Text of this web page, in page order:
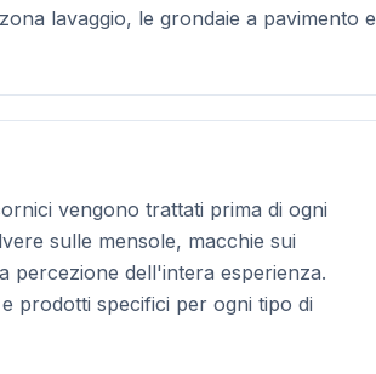
lavaggio, le grondaie a pavimento e
vengono trattati prima di ogni
sulle mensole, macchie sui
percezione dell'intera esperienza.
prodotti specifici per ogni tipo di